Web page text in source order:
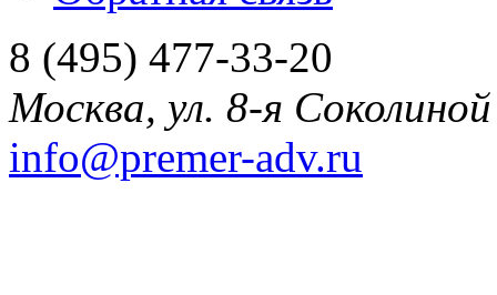
8 (495) 477-33-20
Москва, ул. 8-я
info@premer-adv.ru